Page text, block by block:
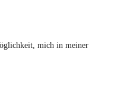
mich in meiner